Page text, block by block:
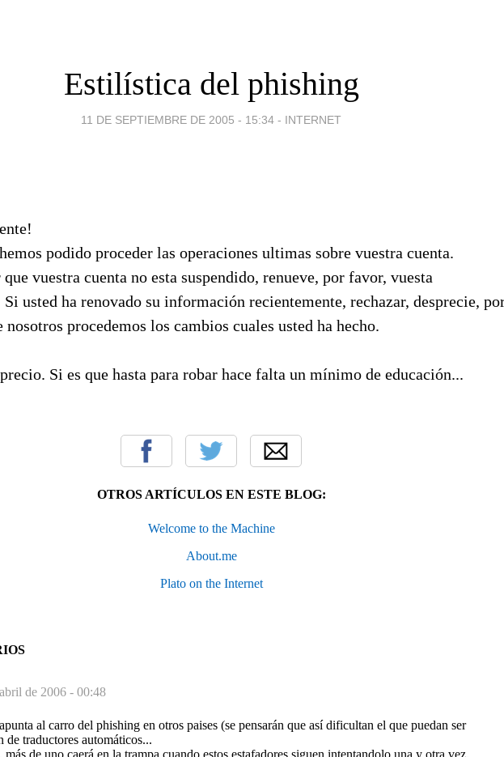
Estilística del phishing
11 DE SEPTIEMBRE DE 2005 - 15:34 - INTERNET
podido proceder las operaciones ultimas sobre vuestra cuenta.
vuestra cuenta no esta suspendido, renueve, por favor, vuesta
usted ha renovado su información recientemente, rechazar, desprecie,
nosotros procedemos los cambios cuales usted ha hecho.
Si es que hasta para robar hace falta un mínimo de educación...
OTROS ARTÍCULOS EN ESTE BLOG:
Welcome to the Machine
About.me
Plato on the Internet
de 2006 - 00:48
al carro del phishing en otros paises (se pensarán que así dificultan el que puedan ser
de traductores automáticos...
más de uno caerá en la trampa cuando estos estafadores siguen intentandolo una y otra vez.